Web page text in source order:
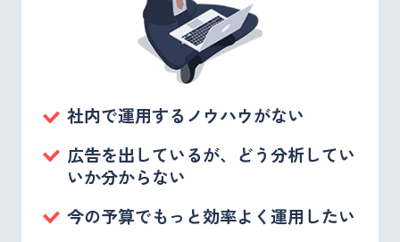
社内で運用するノウハウがない
広告を出しているが、どう分析してい
いか分からない
今の予算でもっと効率よく運用したい